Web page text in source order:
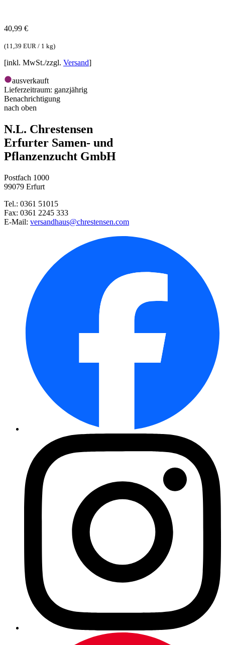
40,99 €
(11,39 EUR / 1 kg)
[inkl. MwSt./zzgl. Versand]
ausverkauft
Lieferzeitraum: ganzjährig
Benachrichtigung
nach oben
N.L. Chrestensen
Erfurter Samen- und
Pflanzenzucht GmbH
Postfach 1000
99079 Erfurt
Tel.: 0361 51015
Fax: 0361 2245 333
E-Mail: versandhaus@chrestensen.com